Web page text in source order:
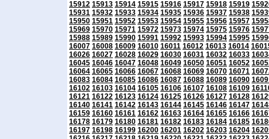
15912 15913 15914 15915 15916 15917 15918 15919
15931 15932 15933 15934 15935 15936 15937 15938
15950 15951 15952 15953 15954 15955 15956 15957
15969 15970 15971 15972 15973 15974 15975 15976
15988 15989 15990 15991 15992 15993 15994 15995
16007 16008 16009 16010 16011 16012 16013 16014
16026 16027 16028 16029 16030 16031 16032 16033
16045 16046 16047 16048 16049 16050 16051 16052
16064 16065 16066 16067 16068 16069 16070 16071
16083 16084 16085 16086 16087 16088 16089 16090
16102 16103 16104 16105 16106 16107 16108 16109
16121 16122 16123 16124 16125 16126 16127 16128
16140 16141 16142 16143 16144 16145 16146 16147
16159 16160 16161 16162 16163 16164 16165 16166
16178 16179 16180 16181 16182 16183 16184 16185
16197 16198 16199 16200 16201 16202 16203 16204